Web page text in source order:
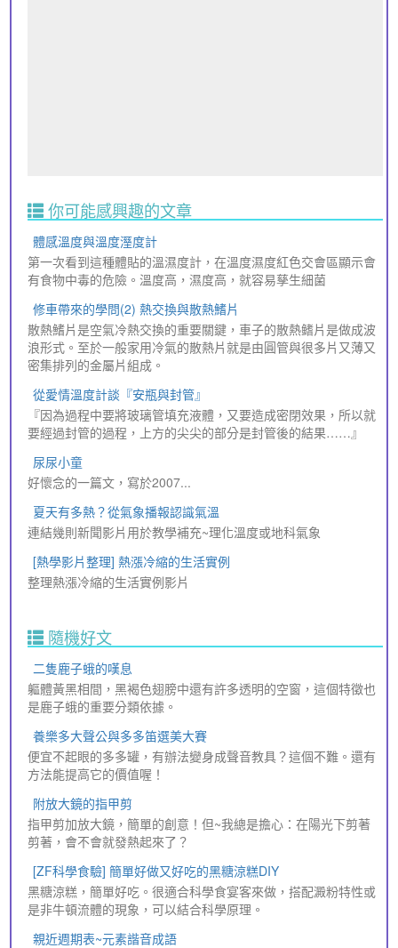
你可能感興趣的文章
體感溫度與溫度溼度計
第一次看到這種體貼的溫濕度計，在溫度濕度紅色交會區顯示會
有食物中毒的危險。溫度高，濕度高，就容易孳生細菌
修車帶來的學問(2) 熱交換與散熱鰭片
散熱鰭片是空氣冷熱交換的重要關鍵，車子的散熱鳍片是做成波
浪形式。至於一般家用冷氣的散熱片就是由圓管與很多片又薄又
密集排列的金屬片組成。
從愛情溫度計談『安瓶與封管』
『因為過程中要將玻璃管填充液體，又要造成密閉效果，所以就
要經過封管的過程，上方的尖尖的部分是封管後的結果……』
尿尿小童
好懷念的一篇文，寫於2007...
夏天有多熱？從氣象播報認識氣溫
連結幾則新聞影片用於教學補充~理化溫度或地科氣象
[熱學影片整理] 熱漲冷縮的生活實例
整理熱漲冷縮的生活實例影片
隨機好文
二隻鹿子蛾的嘆息
軀體黃黑相間，黑褐色翅膀中還有許多透明的空窗，這個特徵也
是鹿子蛾的重要分類依據。
養樂多大聲公與多多笛選美大賽
便宜不起眼的多多罐，有辦法變身成聲音教具？這個不難。還有
方法能提高它的價值喔！
附放大鏡的指甲剪
指甲剪加放大鏡，簡單的創意！但~我總是擔心：在陽光下剪著
剪著，會不會就發熱起來了？
[ZF科學食驗] 簡單好做又好吃的黑糖涼糕DIY
黑糖涼糕，簡單好吃。很適合科學食宴客來做，搭配澱粉特性或
是非牛頓流體的現象，可以結合科學原理。
親近週期表~元素諧音成語